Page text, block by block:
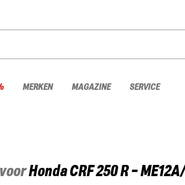
MERKEN MAGAZINE SERVICE
HondaCRF 250 R -